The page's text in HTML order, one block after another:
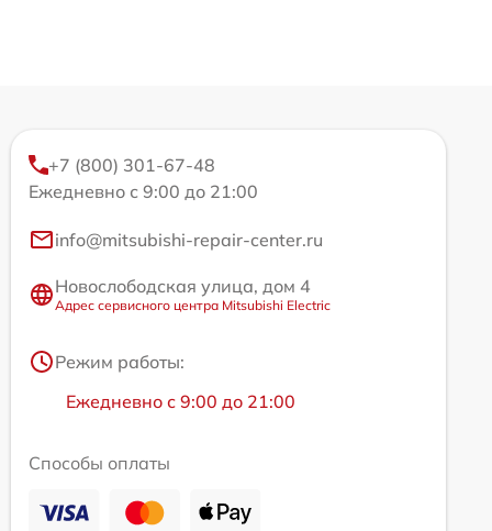
+7 (800) 301-67-48
Ежедневно с 9:00 до 21:00
info@mitsubishi-repair-center.ru
Новослободская улица, дом 4
Адрес сервисного центра Mitsubishi Electric
Режим работы:
Ежедневно с 9:00 до 21:00
Способы оплаты